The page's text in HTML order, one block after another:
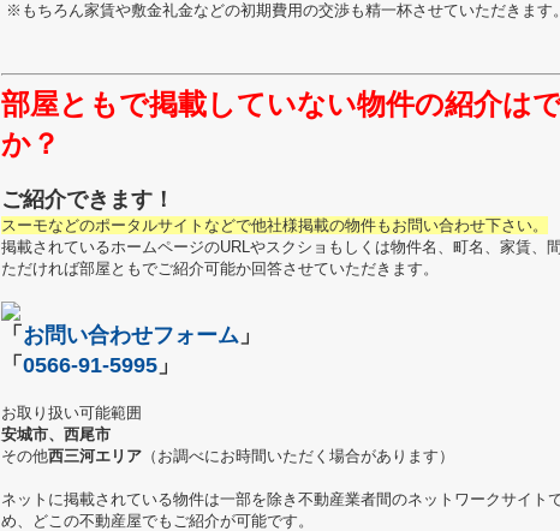
※もちろん家賃や敷金礼金などの初期費用の交渉も精一杯させていただきます
部屋ともで掲載していない物件の紹介は
か？
ご紹介できます！
スーモなどのポータルサイトなどで他社様掲載の物件もお問い合わせ下さい。
掲載されているホームページのURLやスクショもしくは物件名、町名、家賃、
ただければ部屋ともでご紹介可能か回答させていただきます。
「 お問い合わせフォーム 」
「 0566-91-5995 」
お取り扱い可能範囲
安城市、西尾市
その他西三河エリア （お調べにお時間いただく場合があります）
ネットに掲載されている物件は一部を除き不動産業者間のネットワークサイト
め、どこの不動産屋でもご紹介が可能です。